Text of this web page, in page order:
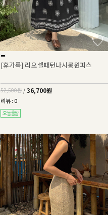
[휴가룩] 리오셀패턴나시롱원피스
52,500원 / 36,700원
리뷰 : 0